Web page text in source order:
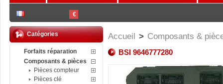
€
Catégories
Forfaits réparation
Composants & pièces
Pièces compteur
Pièces clé
Accueil > Composants &
BSI 9646777280